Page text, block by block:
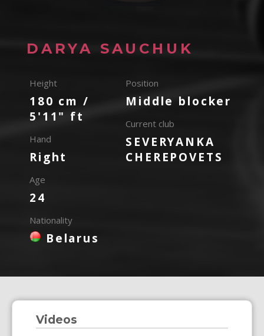
DARYA SAUCHUK
Height
180 cm /
5'11" ft
Hand
Right
Age
24
Nationality
Belarus
Position
Middle blocker
Current club
SEVERYANKA
CHEREPOVETS
Videos